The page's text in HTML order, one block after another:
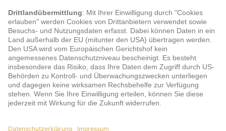
jö Bonus Club Partner
Zahlungsarten & Sicherheit